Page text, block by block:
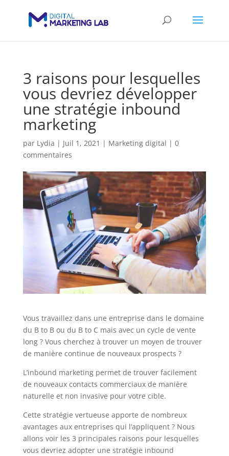
3 raisons pour lesquelles
vous devriez développer
une stratégie inbound
marketing
par Lydia | Juil 1, 2021 | Marketing digital | 0
commentaires
Vous travaillez dans une entreprise dans le domaine
du B to B ou du B to C mais avec un cycle de vente
long ? Vous cherchez à trouver un moyen de trouver
de manière continue de nouveaux prospects ?
L’inbound marketing permet de trouver facilement
de nouveaux contacts commerciaux de manière
naturelle et non invasive pour votre cible.
Cette stratégie vertueuse apporte de nombreux
avantages aux entreprises qui l’appliquent ? Nous
allons voir les 3 principales raisons pour lesquelles
vous devriez adopter une stratégie inbound